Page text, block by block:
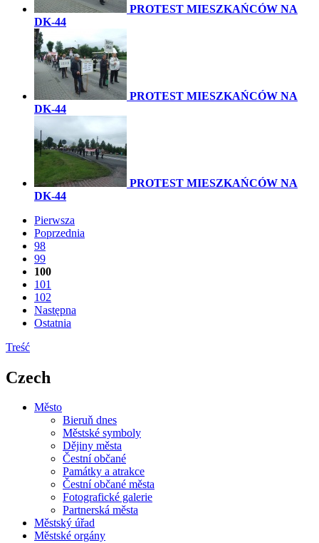
PROTEST MIESZKAŃCÓW NA
DK-44
PROTEST MIESZKAŃCÓW NA
DK-44
PROTEST MIESZKAŃCÓW NA
DK-44
Pierwsza
Poprzednia
98
99
100
101
102
Następna
Ostatnia
Treść
Czech
Město
Bieruň dnes
Městské symboly
Dějiny města
Čestní občané
Památky a atrakce
Čestní občané města
Fotografické galerie
Partnerská města
Městský úřad
Městské orgány